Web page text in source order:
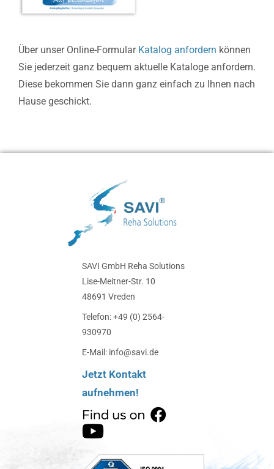
Über unser Online-Formular Katalog anfordern können
Sie jederzeit ganz bequem aktuelle Kataloge anfordern.
Diese bekommen Sie dann ganz einfach zu Ihnen nach
Hause geschickt.
SAVI GmbH Reha Solutions
Lise-Meitner-Str. 10
48691 Vreden
Telefon: +49 (0) 2564-
930970
E-Mail: info@savi.de
Jetzt Kontakt
aufnehmen!